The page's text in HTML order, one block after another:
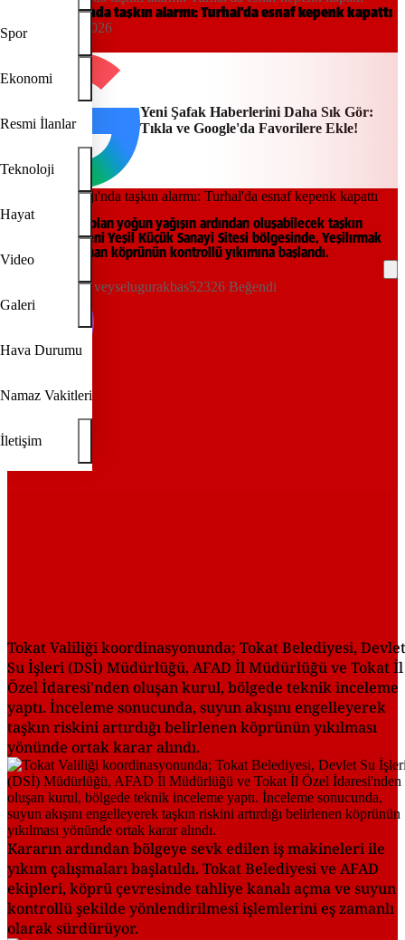
Spor
Ekonomi
Resmi İlanlar
Teknoloji
Hayat
Video
Galeri
Hava Durumu
Namaz Vakitleri
İletişim
Almus Barajı'nda taşkın alarmı: Turhal'da esnaf kepenk kapattı
14:21, 20/05/2026
DHA
Yeni Şafak Haberlerini Daha Sık Gör:
Tıkla ve Google'da Favorilere Ekle!
Tokat'ta etkili olan yoğun yağışın ardından oluşabilecek taşkın
riskine karşı Yeni Yeşil Küçük Sanayi Sitesi bölgesinde, Yeşilırmak
üzerinde bulunan köprünün kontrollü yıkımına başlandı.
veyselugurakbas52326 Beğendi
REKLAM
Tokat Valiliği koordinasyonunda; Tokat Belediyesi, Devlet
Su İşleri (DSİ) Müdürlüğü, AFAD İl Müdürlüğü ve Tokat İl
Özel İdaresi'nden oluşan kurul, bölgede teknik inceleme
yaptı. İnceleme sonucunda, suyun akışını engelleyerek
taşkın riskini artırdığı belirlenen köprünün yıkılması
yönünde ortak karar alındı.
Kararın ardından bölgeye sevk edilen iş makineleri ile
yıkım çalışmaları başlatıldı. Tokat Belediyesi ve AFAD
ekipleri, köprü çevresinde tahliye kanalı açma ve suyun
kontrollü şekilde yönlendirilmesi işlemlerini eş zamanlı
olarak sürdürüyor.